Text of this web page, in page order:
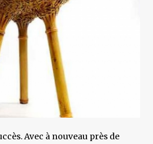
Avec à nouveau près de